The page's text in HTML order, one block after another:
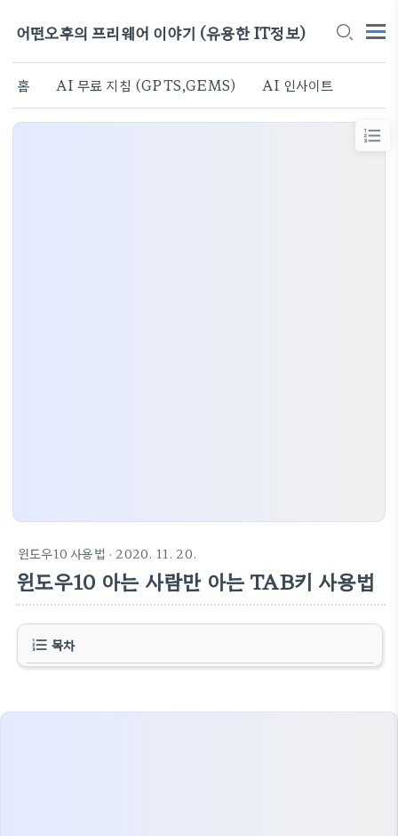
어떤오후의 프리웨어 이야기 (유용한 IT정보)
홈 AI 무료 지침 (GPTS,GEMS) AI 인사이트
윈도우10 사용법 · 2020. 11. 20.
윈도우10 아는 사람만 아는 TAB키 사용법
목차